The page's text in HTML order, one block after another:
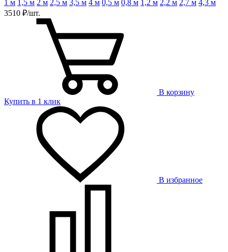
1 м 1,5 м 2 м 2,5 м 3,5 м 4 м 0,5 м 0,8 м 1,2 м 2,2 м 2,7 м 4,3 м
3510 ₽/шт.
В корзину
Купить в 1 клик
В избранное